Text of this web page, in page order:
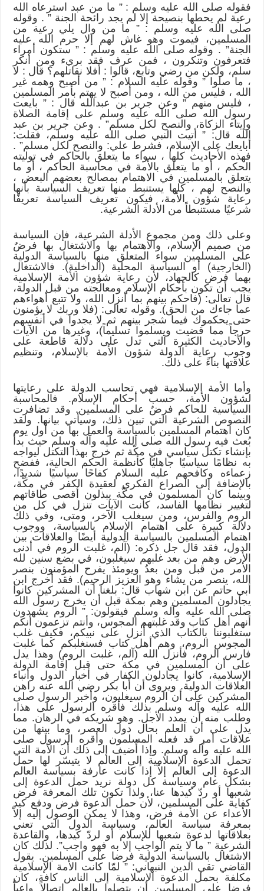
فقوله صلى الله عليه وسلم : ” ما من عبد استرعاه الله
رعية لم يحطها بنصيحة إلا لم يجد رائحة الجنة ” . وقوله
صلى الله عليه وسلم : ” ما من وال يلي رعية من
المسلمين، فيموت وهو غاش لهم إلا حرم الله عليه
الجنة” . وقوله صلى الله عليه وسلم : ” ستكون أمراء
فتعرفون وتنكرون ، فمن عرف فقد بريء ومن أنكر
سلم، ولكن من رضي وتابع، قالوا : أفلا نقاتلهم؟ قال : لا
، ما صلوا ” وقوله عليه السلام : ” من أصبح وهمه غير
الله ، فليس من الله ، ومن أصبح لا يهتم بأمر المسلمين
، فليس منهم ” وعن جرير بن عبدالله قال : ” بايعت
رسول الله صلى الله عليه وسلم على إقامة الصلاة
وإيتاء الزكاة، والنصح لكل مسلم” . وعن جرير بن عبد
الله قال: ” أتيت النبي صلى الله عليه وسلم، فقلت:
أبايعك على الإسلام، فشرط علي: والنصح لكل مسلم” .
فهذه الأحاديث كلها ، سواء ما يتعلق بالحاكم في توليته
الحكم ، أو ما يتعلق بالأمة في محاسبة الحاكم ، أو ما
يتعلق بالمسلمين في الاهتمام بمصالح بعضهم البعض ،
والنصح لهم ، كلها يستنبط منها تعريف السياسة بأنها
رعاية شؤون الأمة، فيكون تعريف السياسة تعريفًا
شرعيًا مستنبطاً من الأدلة الشرعية.
وعلى ذلك ومن مجموع الأدلة الشرعية، فإن السياسة
من صميم الإسلام، والاهتمام بها والاشتغال بها فرضٌ
على المسلمين سواء المتعلق منها بالسياسة الدولية
(الخارجية) أو السياسة المحلية (الداخلية). فالاشتغال
بهما فرض كالجهاد، لأن رعاية شؤون الأمة الإسلامية
يجب أن تكون بأحكام الإسلام ومعالجته من قبل الدولة،
قال تعالى: (فاحكم بينهم بما أنزل الله، ولا تتبع أهواءهم
عما جاءك من الحق). وقوله تعالى: (فلا وربك لا يؤمنون
حتى يحكموك فيما شجر بينهم ثم لا يجدوا في أنفسهم
حرجاً مما قضيت ويسلموا تسليماً)، وغيرها من الآيات
والأحاديث الكثيرة التي تدل على دلالة قاطعة على
وجوب رعاية الدولة شؤون الأمة بالإسلام، وتنظيم
علاقتها بناءً على ذلك.
وأما الأمة الإسلامية فهي تحاسب الدولة على رعايتها
لشؤون الأمة، حسب أحكام الإسلام. فالمحاسبة
السياسية للحاكم فرضٌ على المسلمين. وقد تضافرت
النصوص الشرعية التي تبين ذلك، وسيأتي بيانها. ولقد
كان اهتمام المسلمين بالسياسة والعمل بها من أول يوم
بُعث فيه رسول الله صلى الله عليه وآله وسلم حيث بدأ
بإنشاء تكتل سياسي في مكّة ثم خرج بهذا التكتل ليواجه
به نظامًا سياسيًا جاهليًا كأنظمة الحكم الحالية، ففضح
زعماءه وكافحهم عليه السلام كفاحًا سياسيًا شديدًا،
بالإضافة إلى الصراع الفكري لعقيدة الكفر في مكّة،
وبينما كان المسلمون في مكّة يبذلون أقصى طاقاتهم
لتغيير نظامها الفاسد، كانت الآيات تنزل في كل من
الروم والفرس، ومن سيغلب الآخر، ومتى، وفي ذلك
دلالة كبيرة على اهتمام الإسلام بالسياسة، ووجوب
اهتمام المسلمين بالسياسة الدولية أيضًا والعلاقات بين
الدول، فقد قال جل ذكره: (آلم، غلبت الروم في أدنى
الأرض وهم من بعد غلبهم سيغلبون، في بضع سنين لله
الأمر من قبل ومن بعدُ ويومئذ يفرح المؤمنون بنصر
الله، ينصر من يشاء وهو العزيز الرحيم). فقد أخرج ابن
أبي حاتم عن ابن شهاب قال: بلغنا أن المشركين كانوا
يجادلون المسلمين وهم بمكة قبل أن يخرج رسول الله
صلى الله عليه وآله وسلم فيقولون: ” الروم يشهدون
أنهم أهل كتاب وقد غلبتهم المجوس، وأنتم تزعمون أنكم
ستغلبوننا بالكتاب الذي أُنزل على نبيكم، فكيف غلب
المجوس الروم، وهم أهل كتاب فسنغلبكم كما غلبت
فارس الروم، فأنزل الله (آلم، غلبت الروم) وهذا يدل
على أن المسلمين في مكة حتى قبل إقامة الدولة
الإسلامية، كانوا يجادلون الكفار في أخبار الدول وأنباء
العلاقات الدولية. ويروى أن أبا بكر رضي الله عنه راهن
المشركين على أن الروم سيغلبون، وأخبر الرسول صلى
الله عليه وآله وسلم بذلك فأقره الرسول على هذا،
وطلب منه أن يمدد الأجل. وهو شريكه في الرهان. مما
يدل على أن العلم بحال دول العصر، وما بينها من
علاقات أمر قد فعله المسلمون وأقره الرسول صلى
الله عليه وآله وسلم. وإذا أُضيف إلى ذلك أن الأمة التي
تحمل الدعوة الإسلامية إلى العالم لا يتيسّر لها حمل
الدعوة إلى العالم إلاّ إذا كانت عارفة بسياسة العالم
بشكل عام وسياسة كل دولة نريد حمل الدعوة إلى
شعبها أو ردّ كيدها عنا، ولذا تكون تلك المعرفة فرض
كفاية على المسلمين، لأن حمل الدعوة فرض ودفع كيد
الأعداء عن الأمة فرض، وهذا لا يمكن الوصول إليه إلاّ
بمعرفة سياسة العالم، وسياسة الدول التي تعني
بعلاقاتها لدعوة شعبها للإسلام أو لردّ كيدها، والقاعدة
الشرعية ” ما لا يتم الواجب إلا به فهو واجب”. لذلك كان
الاشتغال بالسياسة الدولية فرضا على المسلمين. يقول
القاضي تقي الدين النبهاني: ” لمّا كانت الأمة الإسلامية
مكلفة بحمل الدعوة الإسلامية إلى الناس كافة، كان
فرضا على المسلمين أن يتصلوا بالعالم اتصالاً واعياً